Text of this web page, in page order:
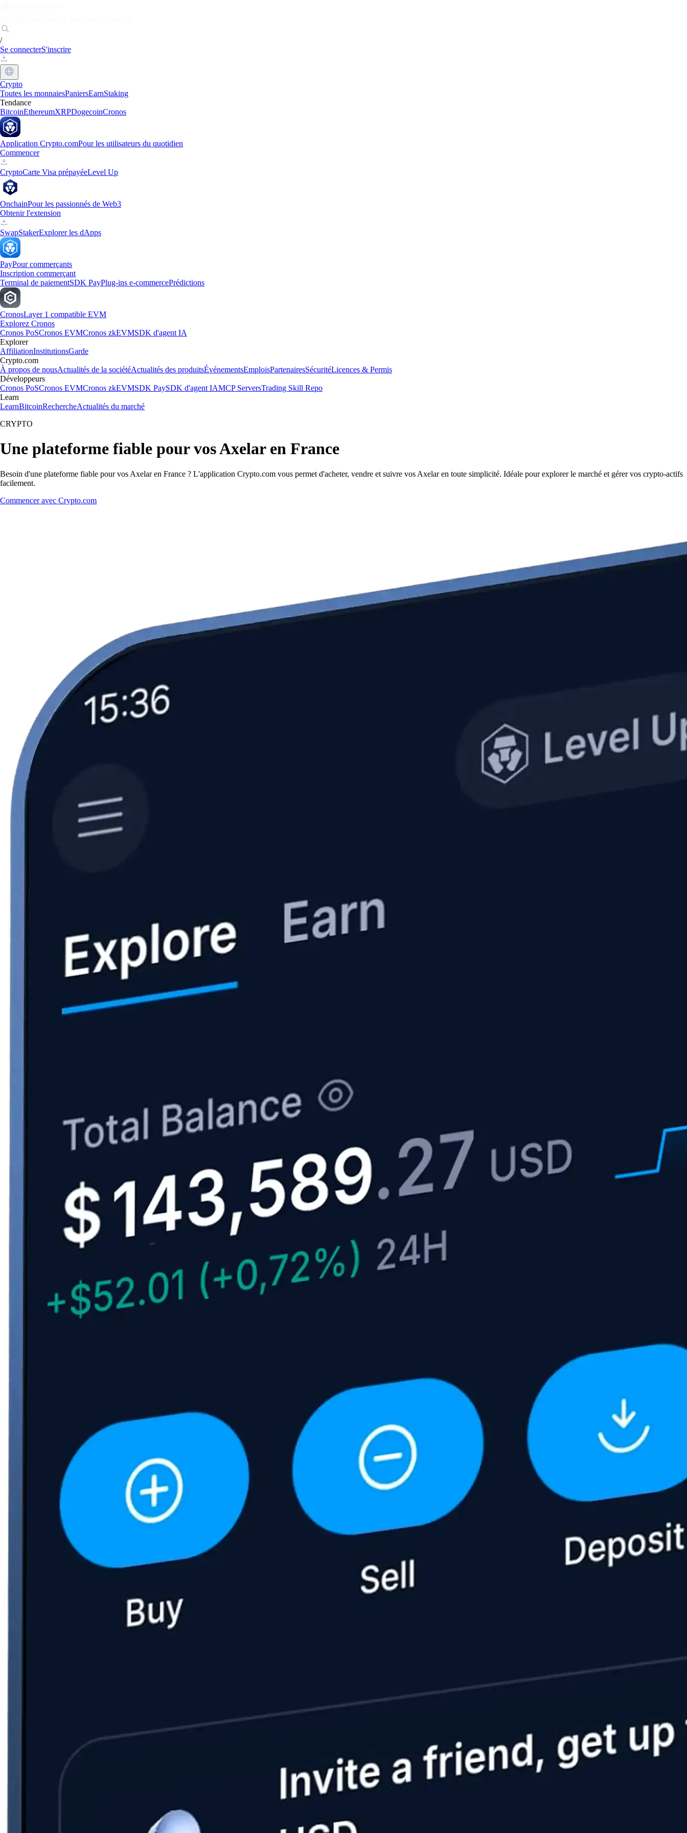
/
Se connecterS'inscrire
Crypto
Toutes les monnaiesPaniersEarnStaking
Tendance
BitcoinEthereumXRPDogecoinCronos
Application Crypto.comPour les utilisateurs du quotidien
Commencer
CryptoCarte Visa prépayéeLevel Up
OnchainPour les passionnés de Web3
Obtenir l'extension
SwapStakerExplorer les dApps
PayPour commerçants
Inscription commerçant
Terminal de paiementSDK PayPlug-ins e-commercePrédictions
CronosLayer 1 compatible EVM
Explorez Cronos
Cronos PoSCronos EVMCronos zkEVMSDK d'agent IA
Explorer
AffiliationInstitutionsGarde
Crypto.com
À propos de nousActualités de la sociétéActualités des produitsÉvénementsEmploisPartenairesSécuritéLicences & Permis
Développeurs
Cronos PoSCronos EVMCronos zkEVMSDK PaySDK d'agent IAMCP ServersTrading Skill Repo
Learn
LearnBitcoinRechercheActualités du marché
CRYPTO
Une plateforme fiable pour vos Axelar en France
Besoin d'une plateforme fiable pour vos Axelar en France ? L'application Crypto.com vous permet d'acheter, vendre et suivre vos Axelar en toute simplicité. Idéale pour explorer le marché et gérer vos crypto-actifs
facilement.
Commencer avec Crypto.com